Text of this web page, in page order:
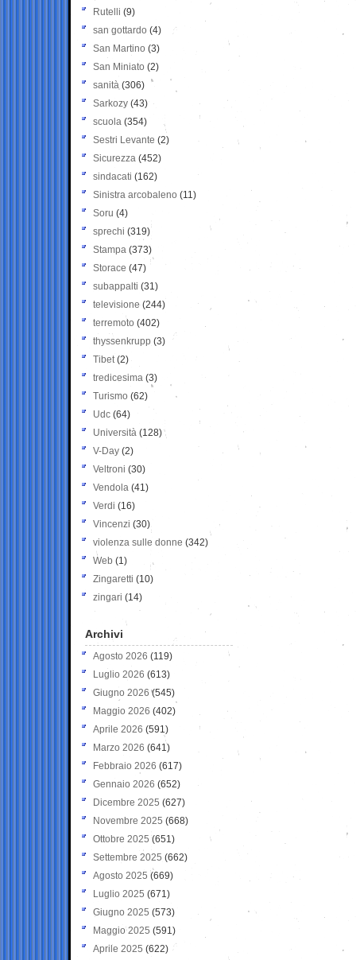
Rutelli (9)
san gottardo (4)
San Martino (3)
San Miniato (2)
sanità (306)
Sarkozy (43)
scuola (354)
Sestri Levante (2)
Sicurezza (452)
sindacati (162)
Sinistra arcobaleno (11)
Soru (4)
sprechi (319)
Stampa (373)
Storace (47)
subappalti (31)
televisione(244)
terremoto (402)
thyssenkrupp (3)
Tibet(2)
tredicesima (3)
Turismo (62)
Udc (64)
Università (128)
V-Day (2)
Veltroni (30)
Vendola (41)
Verdi (16)
Vincenzi (30)
violenza sulle donne (342)
Web (1)
Zingaretti (10)
zingari (14)
Archivi
Agosto 2026 (119)
Luglio 2026 (613)
Giugno 2026 (545)
Maggio 2026 (402)
Aprile 2026 (591)
Marzo 2026 (641)
Febbraio 2026 (617)
Gennaio 2026 (652)
Dicembre 2025 (627)
Novembre 2025 (668)
Ottobre 2025 (651)
Settembre 2025 (662)
Agosto 2025 (669)
Luglio 2025 (671)
Giugno 2025 (573)
Maggio 2025 (591)
Aprile 2025 (622)